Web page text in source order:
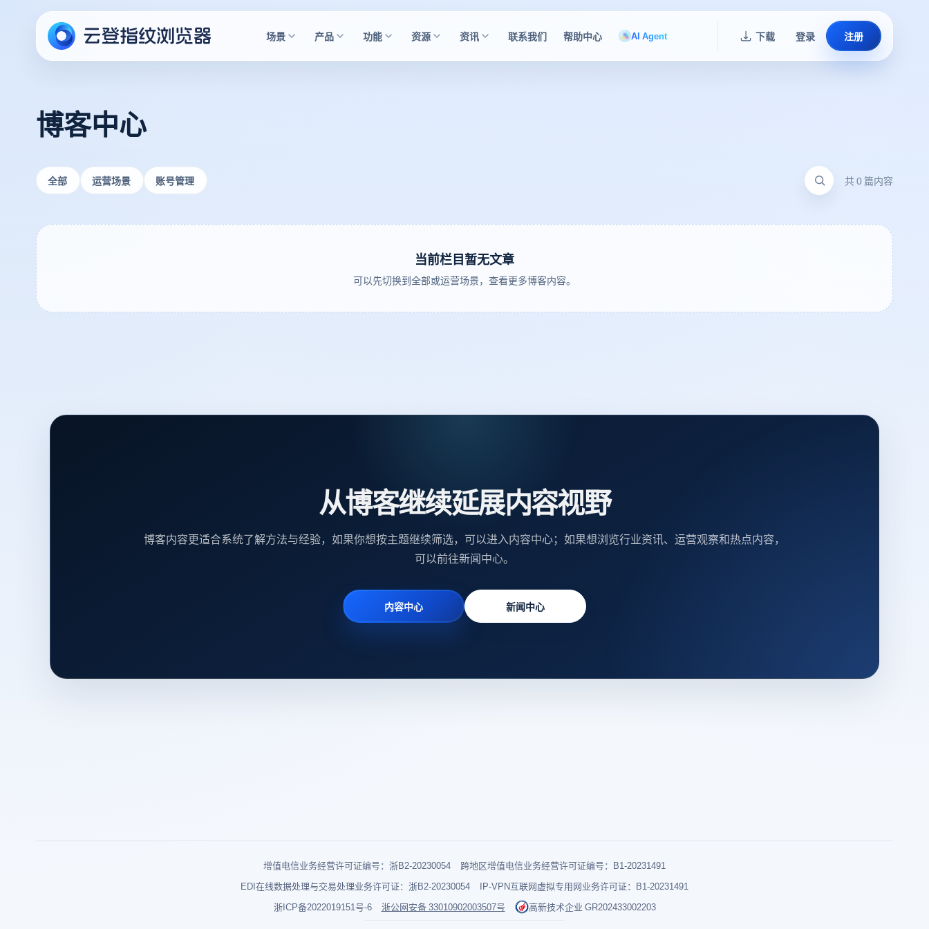
场景 产品 功能 资源 资讯 联系我们 帮助中心 AI Agent 下载 登录 注册
博客中心
全部 运营场景 账号管理 共 0 篇内容
当前栏目暂无文章
可以先切换到全部或运营场景，查看更多博客内容。
从博客继续延展内容视野
博客内容更适合系统了解方法与经验，如果你想按主题继续筛选，可以进入内容中心；如果想浏览行业资讯、运营观察和热点内容，
可以前往新闻中心。
内容中心 新闻中心
增值电信业务经营许可证编号：浙B2-20230054
跨地区增值电信业务经营许可证编号：B1-20231491
EDI在线数据处理与交易处理业务许可证：浙B2-20230054
IP-VPN互联网虚拟专用网业务许可证：B1-20231491
浙ICP备2022019151号-6
浙公网安备 33010902003507号 高新技术企业 GR202433002203